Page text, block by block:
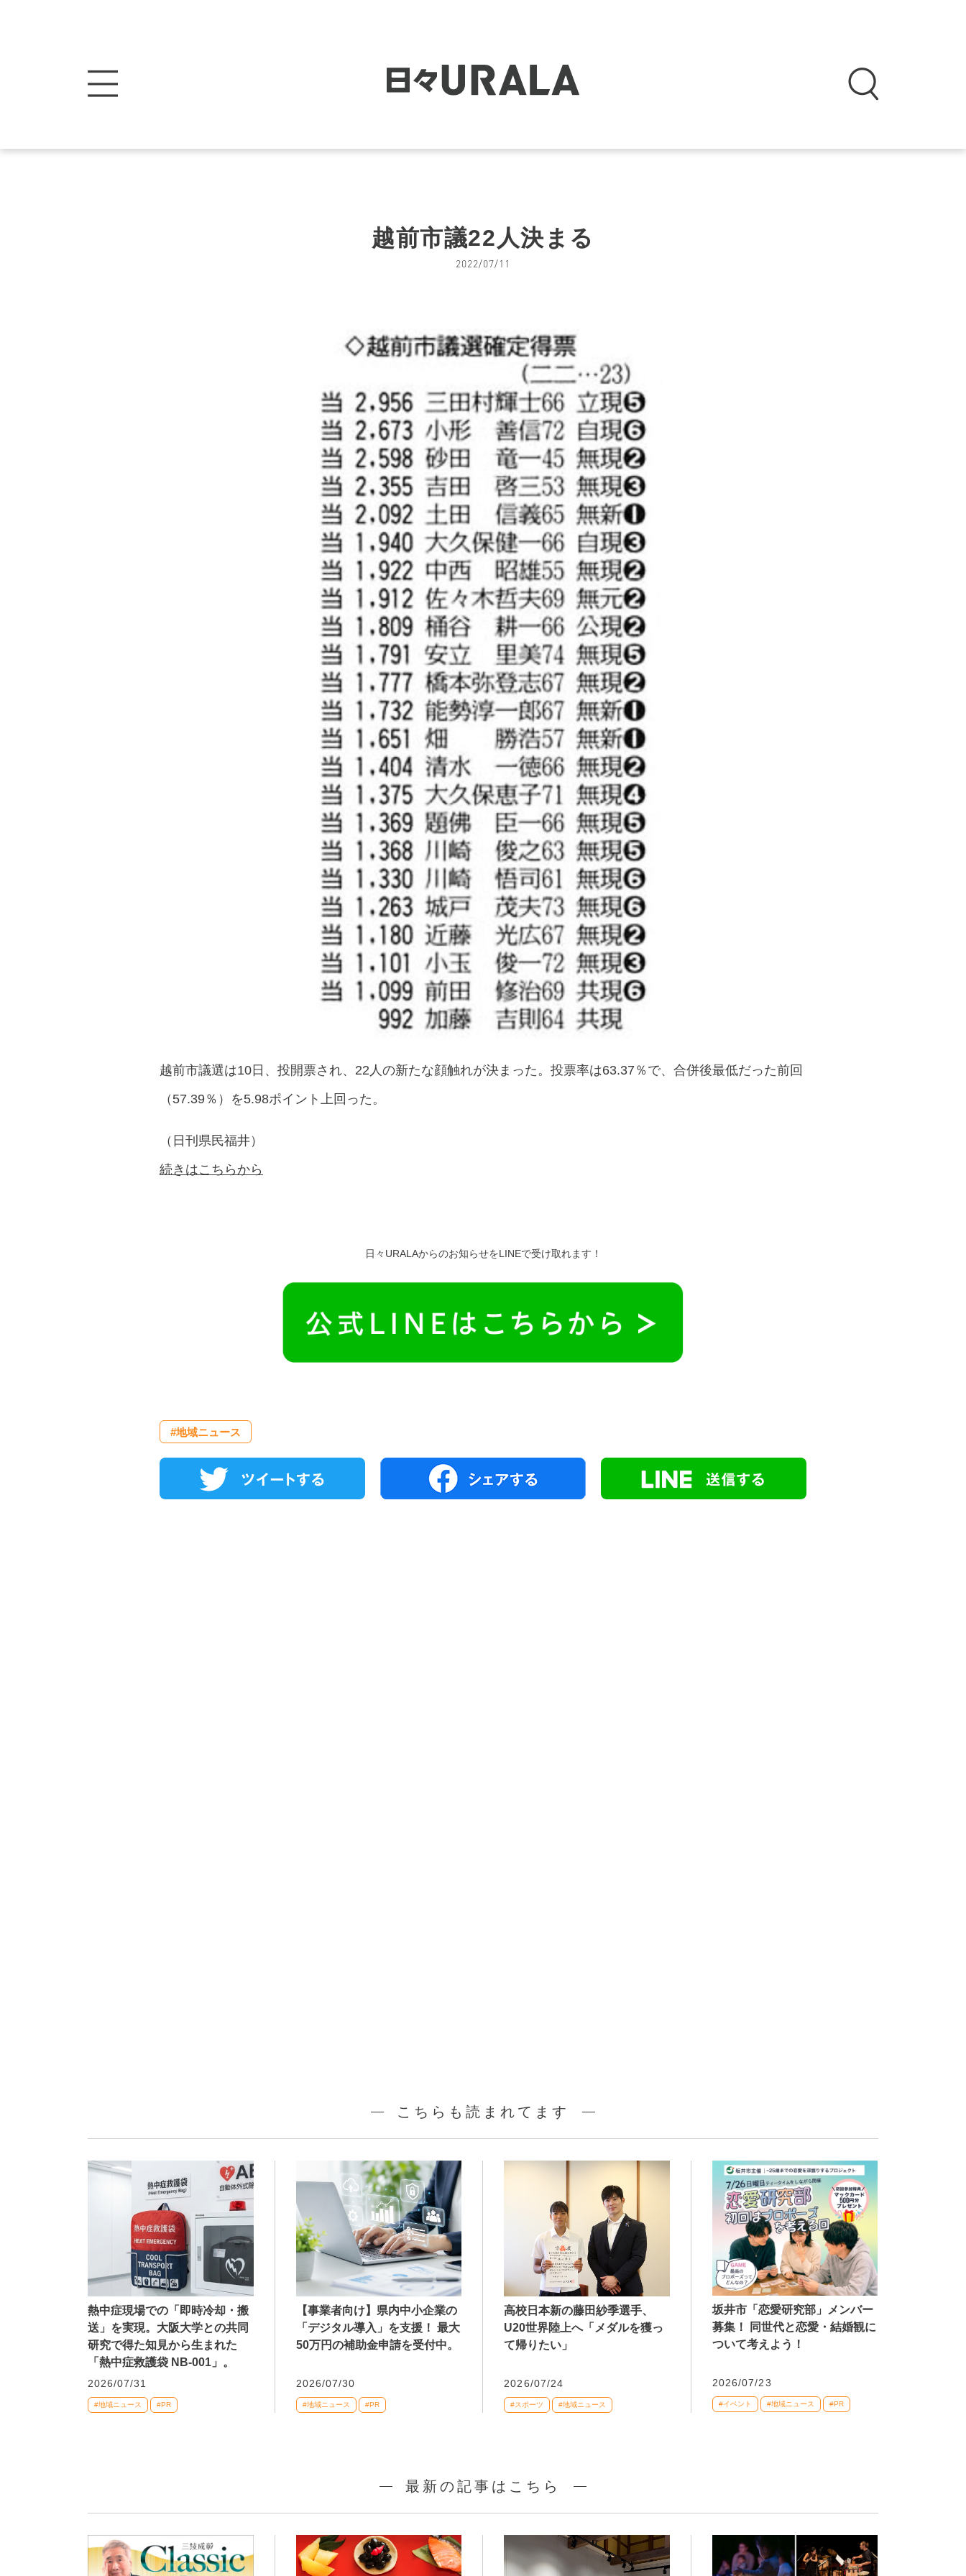
越前市議22人決まる
2022/07/11
越前市議選は10日、投開票され、22人の新たな顔触れが決まった。投票率は63.37％で、合併後最低だった前回
（57.39％）を5.98ポイント上回った。
（日刊県民福井）
続きはこちらから
日々URALAからのお知らせをLINEで受け取れます！
#地域ニュース
こちらも読まれてます
熱中症現場での「即時冷却・搬
送」を実現。大阪大学との共同
研究で得た知見から生まれた
「熱中症救護袋 NB-001」。
2026/07/31
#地域ニュース #PR
【事業者向け】県内中小企業の
「デジタル導入」を支援！ 最大
50万円の補助金申請を受付中。
2026/07/30
#地域ニュース #PR
高校日本新の藤田紗季選手、
U20世界陸上へ「メダルを獲っ
て帰りたい」
2026/07/24
#スポーツ #地域ニュース
坂井市「恋愛研究部」メンバー
募集！ 同世代と恋愛・結婚観に
ついて考えよう！
2026/07/23
#イベント #地域ニュース #PR
最新の記事はこちら